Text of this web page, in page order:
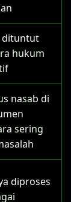
dituntut
hukum
nasab di
sering
diproses